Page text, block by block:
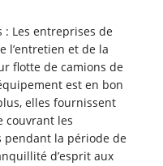
: Les entreprises de
l’entretien et de la
flotte de camions de
est en bon
elles fournissent
couvrant les
pendant la période de
d’esprit aux